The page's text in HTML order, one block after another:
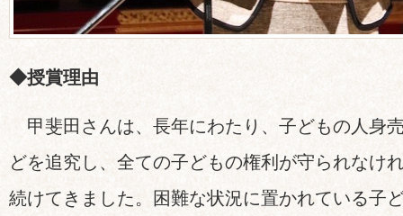
◆授賞理由
甲斐田さんは、長年にわたり、子どもの人身
どを追究し、全ての子どもの権利が守られなけ
続けてきました。困難な状況に置かれている子